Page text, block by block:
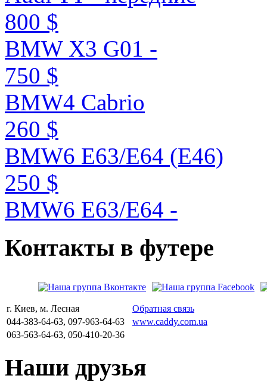
800 $
BMW X3 G01 -
750 $
BMW4 Cabrio
260 $
BMW6 E63/E64 (E46)
250 $
BMW6 E63/E64 -
Контакты в футере
г. Киев, м. Лесная
Обратная связь
044-383-64-63, 097-963-64-63
www.caddy.com.ua
063-563-64-63, 050-410-20-36
Наши друзья